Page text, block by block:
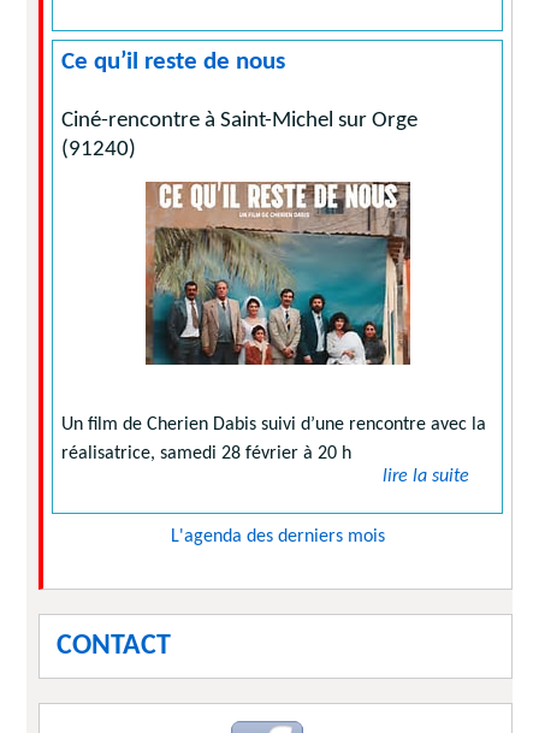
Ce qu’il reste de nous
Ciné-rencontre à Saint-Michel sur Orge
(91240)
Un film de Cherien Dabis suivi d’une rencontre avec la
réalisatrice, samedi 28 février à 20 h
lire la suite
L'agenda des derniers mois
CONTACT